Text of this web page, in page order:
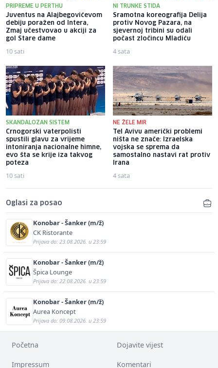
PRIPREME U PERTHU
Juventus na Alajbegovićevom
debiju poražen od Intera,
Zmaj učestvovao u akciji za
gol Stare dame
10 sati
NI TRUNKE STIDA
Sramotna koreografija Delija
protiv Novog Pazara, na
sjevernoj tribini su odali
počast zločincu Mladiću
4 sata
SKANDALOZAN SISTEM
Crnogorski vaterpolisti
spustili glavu za vrijeme
intoniranja nacionalne himne,
evo šta se krije iza takvog
poteza
10 sati
NE ŽELE MIR
Tel Avivu američki problemi
ništa ne znače: Izraelska
vojska se sprema da
samostalno nastavi rat protiv
Irana
4 sata
Oglasi za posao
Konobar - Šanker (m/ž)
CK Ristorante
Prijava do: 23.08.2026. u 23:59
Konobar - Šanker (m/ž)
Špica Lounge
Prijava do: 22.08.2026. u 23:59
Konobar - Šanker (m/ž)
Aurea Koncept
Prijava do: 09.08.2026. u 23:59
Početna Dojavite vijest
Impressum Komentari